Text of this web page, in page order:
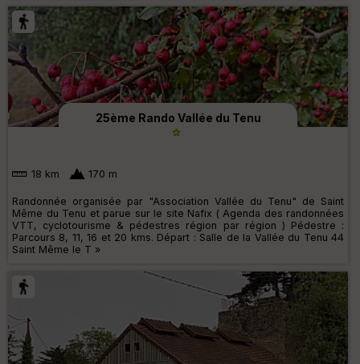
25ème Rando Vallée du Tenu
18 km 170 m
Randonnée organisée par "Association Vallée du Tenu" de Saint
Même du Tenu et parue sur le site Nafix ( Agenda des randonnées
VTT, cyclotourisme & pédestres région par région ) Pédestre :
Parcours 8, 11, 16 et 20 kms. Départ : Salle de la Vallée du Tenu 44
Saint Même le T »